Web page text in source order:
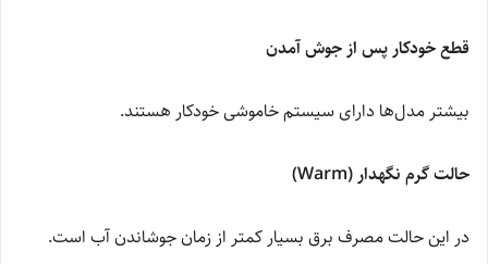
قطع خودکار پس از جوش آمدن
بیشتر مدل‌ها دارای سیستم خاموشی خودکار هستند.
حالت گرم نگهدار (Warm)
در این حالت مصرف برق بسیار کمتر از زمان جوشاندن آب است.